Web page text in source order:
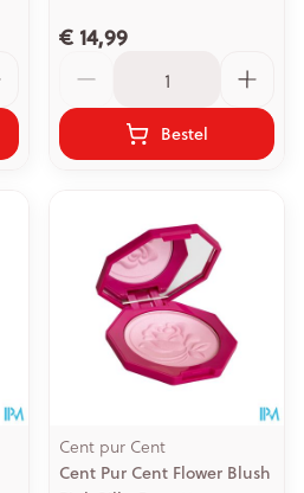
€ 14,99
Bestel
Cent pur Cent
Cent Pur Cent Flower Blush